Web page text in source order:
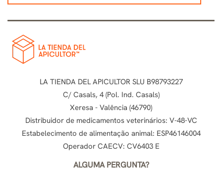
LA TIENDA DEL APICULTOR SLU B98793227
C/ Casals, 4 (Pol. Ind. Casals)
Xeresa - Valência (46790)
Distribuidor de medicamentos veterinários: V-48-VC
Estabelecimento de alimentação animal: ESP46146004
Operador CAECV: CV6403 E
ALGUMA PERGUNTA?